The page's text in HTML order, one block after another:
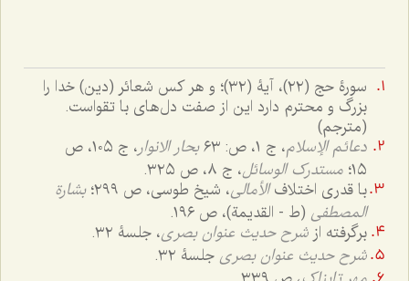
سورۀ حج (٢٢)، آیۀ (٣٢)؛ و هر کس شعائر (دین) خدا را
بزرگ و محترم دارد این از صفت دل‌های با تقواست.
(مترجم)
دعائم الإسلام، ج ١، ص: ٦٣ بحار الانوار
، ج ١٠٥، ص
١٥؛ مستدرک الوسائل، ج ٨، ص ٣٢٥.
با قدری اختلافالأمالی، شیخ طوسی، ص ٢٩٩؛
بشارة
المصطفی (ط - القدیمة)، ص ١٩٦.
برگرفته از شرح حدیث عنوان بصری، جلسۀ ٣٢.
شرح حدیث عنوان بصری جلسۀ ٣٢.